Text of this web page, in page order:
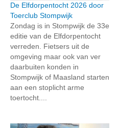
De Elfdorpentocht 2026 door
Toerclub Stompwijk
Zondag is in Stompwijk de 33e
editie van de Elfdorpentocht
verreden. Fietsers uit de
omgeving maar ook van ver
daarbuiten konden in
Stompwijk of Maasland starten
aan een stoplicht arme
toertocht....